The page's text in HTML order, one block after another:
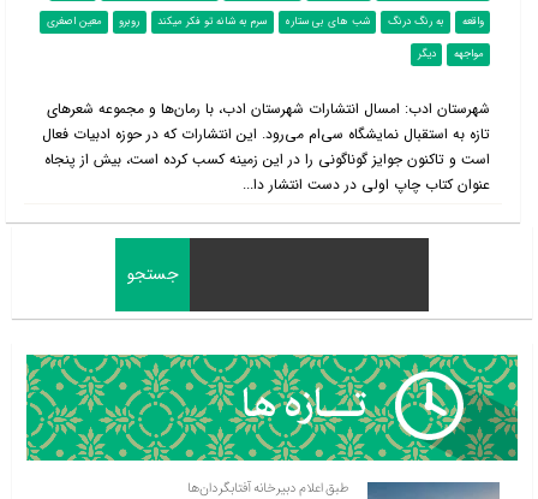
واقعه
به رنگ درنگ شب های بی ستاره سرم به شانه تو فکر میکند روبرو
معین اصغری
مواجهه
دیگر
شهرستان ادب: امسال انتشارات شهرستان ادب، با رمان‌ها و مجموعه شعرهای
تازه به استقبال نمایشگاه سی‌ام می‌رود. این انتشارات که در حوزه ادبیات فعال
است و تاکنون جوایز گوناگونی را در این زمینه کسب کرده است، بیش از پنجاه
عنوان کتاب چاپ اولی در دست انتشار دا...
طبق اعلام دبیرخانه آفتابگردان‌ها